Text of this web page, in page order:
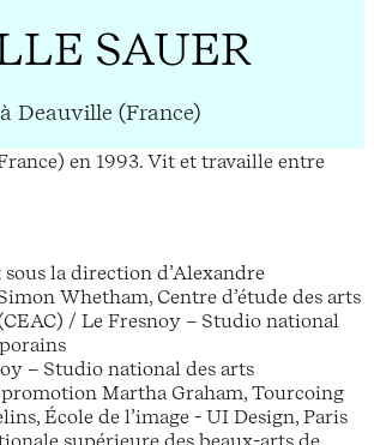
SAUER
Deauville (France)
en 1993. Vit et travaille entre
la direction d’Alexandre
Whetham, Centre d’étude des arts
/ Le Fresnoy – Studio national
– Studio national des arts
Martha Graham, Tourcoing
École de l’image - UI Design, Paris